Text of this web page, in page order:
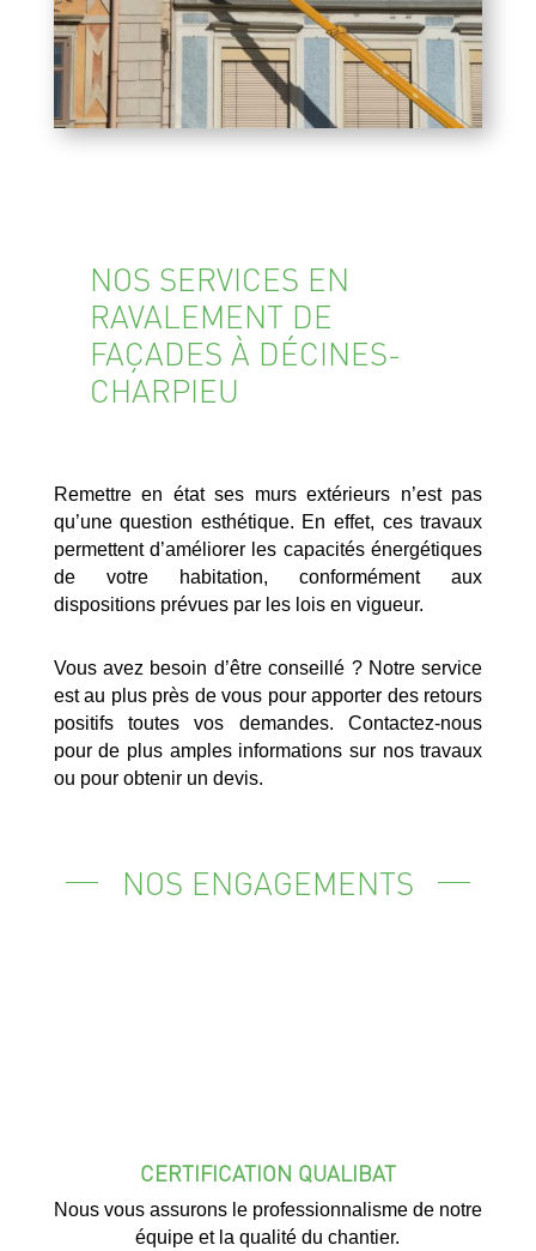
NOS SERVICES EN
RAVALEMENT DE
FAÇADES À DÉCINES-
CHARPIEU
Remettre en état ses murs extérieurs n’est pas
qu’une question esthétique. En effet, ces travaux
permettent d’améliorer les capacités énergétiques
de votre habitation, conformément aux
dispositions prévues par les lois en vigueur.
Vous avez besoin d’être conseillé ? Notre service
est au plus près de vous pour apporter des retours
positifs toutes vos demandes. Contactez-nous
pour de plus amples informations sur nos travaux
ou pour obtenir un devis.
NOS ENGAGEMENTS
CERTIFICATION QUALIBAT
Nous vous assurons le professionnalisme de notre
équipe et la qualité du chantier.